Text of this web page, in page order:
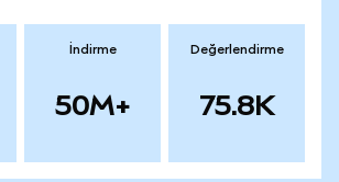
İndirme
50M+
Değerlendirme
75.8K